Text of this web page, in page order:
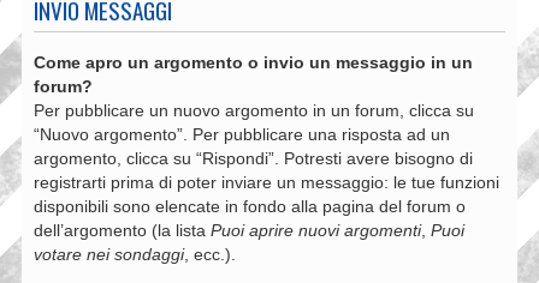
INVIO MESSAGGI
Come apro un argomento o invio un messaggio in un
forum?
Per pubblicare un nuovo argomento in un forum, clicca su
“Nuovo argomento”. Per pubblicare una risposta ad un
argomento, clicca su “Rispondi”. Potresti avere bisogno di
registrarti prima di poter inviare un messaggio: le tue funzioni
disponibili sono elencate in fondo alla pagina del forum o
dell’argomento (la lista Puoi aprire nuovi argomenti, Puoi
votare nei sondaggi, ecc.).